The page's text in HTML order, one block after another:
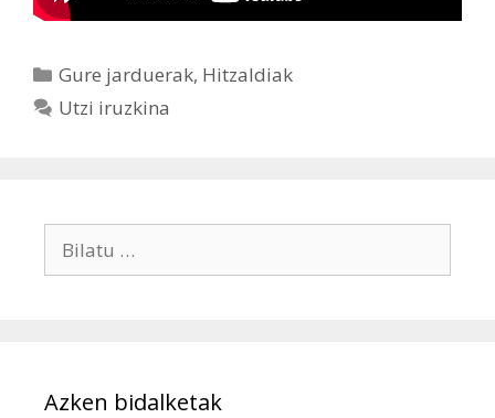
Kategoriak
Gure jarduerak, Hitzaldiak
Utzi iruzkina
Azken bidalketak